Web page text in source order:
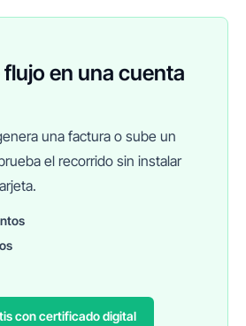
en una cuenta
una factura o sube un
el recorrido sin instalar
con certificado digital
FinanEDI